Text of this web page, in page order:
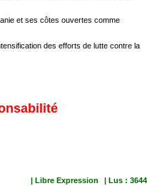
et ses côtes ouvertes comme
des efforts de lutte contre la
| Libre Expression
| Lus : 3644